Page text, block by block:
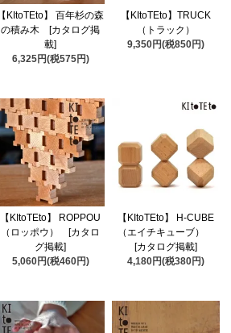
【KItoTEto】 百年杉の森
の積み木 [カタログ掲
載]
6,325円(税575円)
【KItoTEto】TRUCK
（トラック）
9,350円(税850円)
【KItoTEto】 ROPPOU
（ロッポウ） [カタロ
グ掲載]
5,060円(税460円)
【KItoTEto】 H-CUBE
（エイチキューブ）
[カタログ掲載]
4,180円(税380円)